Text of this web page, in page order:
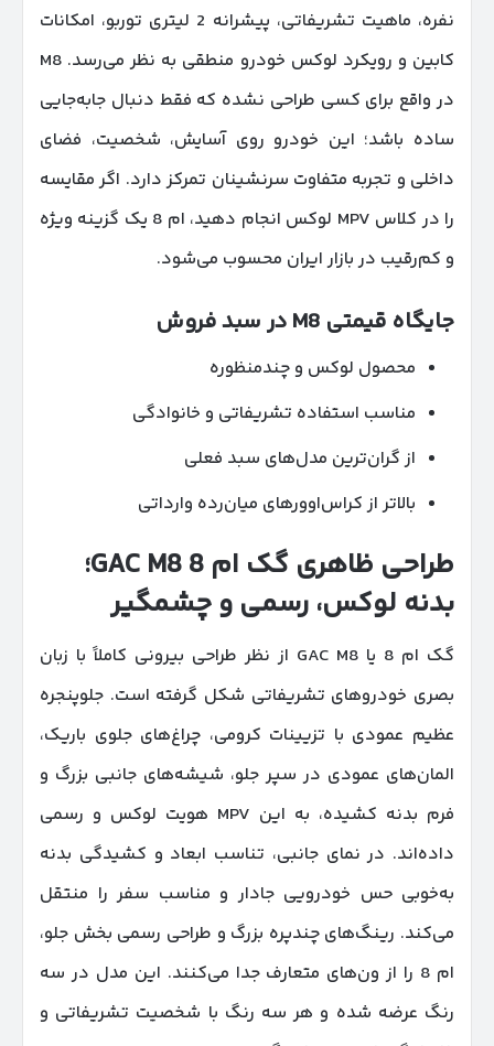
نفره، ماهیت تشریفاتی، پیشرانه 2 لیتری توربو، امکانات
کابین و رویکرد لوکس خودرو منطقی به نظر می‌رسد. M8
در واقع برای کسی طراحی نشده که فقط دنبال جابه‌جایی
ساده باشد؛ این خودرو روی آسایش، شخصیت، فضای
داخلی و تجربه متفاوت سرنشینان تمرکز دارد. اگر مقایسه
را در کلاس MPV لوکس انجام دهید، ام 8 یک گزینه ویژه
و کم‌رقیب در بازار ایران محسوب می‌شود.
جایگاه قیمتی در سبد فروش
محصول لوکس و چندمنظوره
مناسب استفاده تشریفاتی و خانوادگی
از گران‌ترین مدل‌های سبد فعلی
بالاتر از کراس‌اوورهای میان‌رده وارداتی
طراحی ظاهری گک ام 8
؛
بدنه لوکس، رسمی و چشمگیر
گک ام 8 یا GAC M8 از نظر طراحی بیرونی کاملاً با زبان
بصری خودروهای تشریفاتی شکل گرفته است. جلوپنجره
عظیم عمودی با تزیینات کرومی، چراغ‌های جلوی باریک،
المان‌های عمودی در سپر جلو، شیشه‌های جانبی بزرگ و
فرم بدنه کشیده، به این MPV هویت لوکس و رسمی
داده‌اند. در نمای جانبی، تناسب ابعاد و کشیدگی بدنه
به‌خوبی حس خودرویی جادار و مناسب سفر را منتقل
می‌کند. رینگ‌های چندپره بزرگ و طراحی رسمی بخش جلو،
ام 8 را از ون‌های متعارف جدا می‌کنند. این مدل در سه
رنگ عرضه شده و هر سه رنگ با شخصیت تشریفاتی و